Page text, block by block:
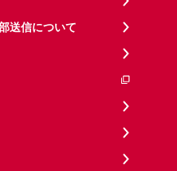
送信について